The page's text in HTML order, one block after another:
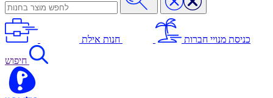
כניסת מנויי חברות חנות אילת
חיפוש